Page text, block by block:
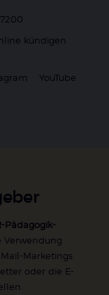
kündigen
YouTube
Pädagogik-
Verwendung
Marketings
oder die E-